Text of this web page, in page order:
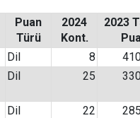
Puan
Türü
2024
Kont.
2023
Dil 8
Dil 25
Dil 22